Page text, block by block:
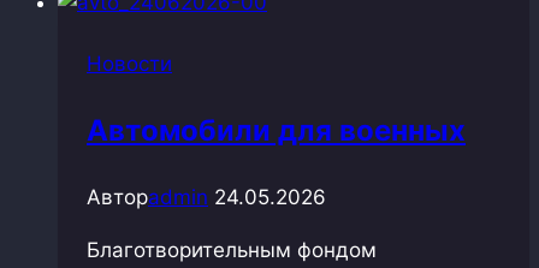
подопечных
Новости
Автомобили для военных
Авторadmin 24.05.2026
Благотворительным фондом